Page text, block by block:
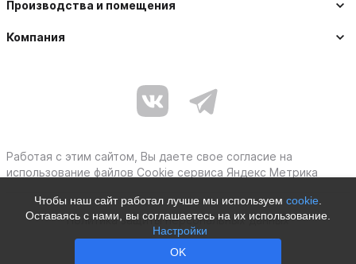
Чтобы наш сайт работал лучше мы используем cookie
Оставаясь с нами, вы соглашаетесь на их использование.
Настройки
OK
Производства и помещения
Компания
Работая с этим сайтом, Вы даете свое согласие на
использование файлов Cookie сервиса Яндекс Метрика
Политика защиты персональных данных
Moby © 2012–2026